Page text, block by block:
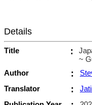
Details
Title :
~
Author
:
Translator
: